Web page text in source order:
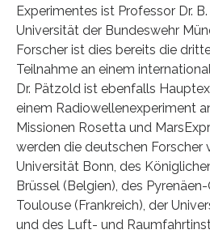
Experimentes ist Professor Dr.
Universität der Bundeswehr
Forscher ist dies bereits die
Teilnahme an einem
Dr. Pätzold ist ebenfalls
einem Radiowellenexperiment
Missionen Rosetta und
werden die deutschen Forscher
Universität Bonn, des
Brüssel (Belgien), des
Toulouse (Frankreich), der
und des Luft- und